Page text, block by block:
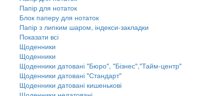
Папір для нотаток
Блок паперу для нотаток
Папір з липким шаром, індекси-закладки
Показати всі
Щоденники
Щоденники
Щоденники датовані "Бюро", "Бізнес","Тайм-центр"
Щоденники датовані "Стандарт"
Щоденники датовані кишенькові